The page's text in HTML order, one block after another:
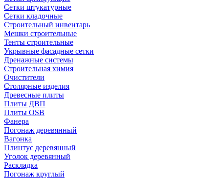
Сетки штукатурные
Сетки кладочные
Строительный инвентарь
Мешки строительные
Тенты строительные
Укрывные фасадные сетки
Дренажные системы
Строительная химия
Очистители
Столярные изделия
Древесные плиты
Плиты ДВП
Плиты OSB
Фанера
Погонаж деревянный
Вагонка
Плинтус деревянный
Уголок деревянный
Раскладка
Погонаж круглый